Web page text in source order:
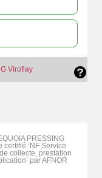
Viroflay
PRESSING
‘NF Service
collecte, prestation
par AFNOR